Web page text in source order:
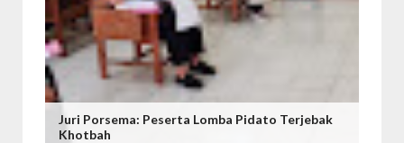
Juri Porsema: Peserta Lomba Pidato Terjebak
Khotbah